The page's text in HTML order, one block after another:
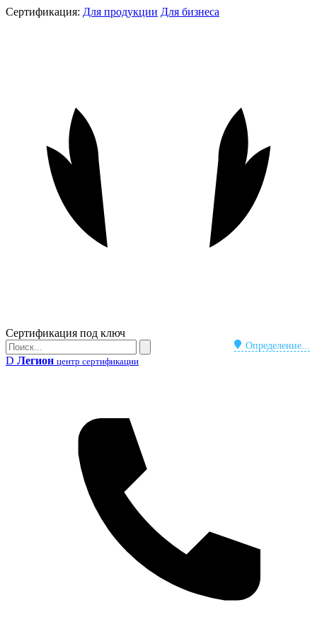
Сертификация: Для продукции Для бизнеса
Бейдж
Сертификация под ключ
Определение...
Поиск
Поиск
D Легион центр сертификации